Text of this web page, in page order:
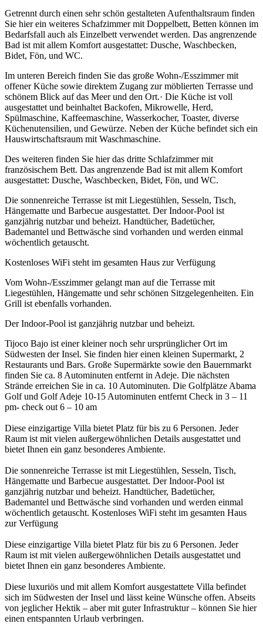
Getrennt durch einen sehr schön gestalteten Aufenthaltsraum finden
Sie hier ein weiteres Schafzimmer mit Doppelbett, Betten können im
Bedarfsfall auch als Einzelbett verwendet werden. Das angrenzende
Bad ist mit allem Komfort ausgestattet: Dusche, Waschbecken,
Bidet, Fön, und WC.
Im unteren Bereich finden Sie das große Wohn-/Esszimmer mit
offener Küche sowie direktem Zugang zur möblierten Terrasse und
schönem Blick auf das Meer und den Ort.· Die Küche ist voll
ausgestattet und beinhaltet Backofen, Mikrowelle, Herd,
Spülmaschine, Kaffeemaschine, Wasserkocher, Toaster, diverse
Küchenutensilien, und Gewürze. Neben der Küche befindet sich ein
Hauswirtschaftsraum mit Waschmaschine.
Des weiteren finden Sie hier das dritte Schlafzimmer mit
französischem Bett. Das angrenzende Bad ist mit allem Komfort
ausgestattet: Dusche, Waschbecken, Bidet, Fön, und WC.
Die sonnenreiche Terrasse ist mit Liegestühlen, Sesseln, Tisch,
Hängematte und Barbecue ausgestattet. Der Indoor-Pool ist
ganzjährig nutzbar und beheizt. Handtücher, Badetücher,
Bademantel und Bettwäsche sind vorhanden und werden einmal
wöchentlich getauscht.
Kostenloses WiFi steht im gesamten Haus zur Verfügung
Vom Wohn-/Esszimmer gelangt man auf die Terrasse mit
Liegestühlen, Hängematte und sehr schönen Sitzgelegenheiten. Ein
Grill ist ebenfalls vorhanden.
Der Indoor-Pool ist ganzjährig nutzbar und beheizt.
Tijoco Bajo ist einer kleiner noch sehr ursprünglicher Ort im
Südwesten der Insel. Sie finden hier einen kleinen Supermarkt, 2
Restaurants und Bars. Große Supermärkte sowie den Bauernmarkt
finden Sie ca. 8 Autominuten entfernt in Adeje. Die nächsten
Strände erreichen Sie in ca. 10 Autominuten. Die Golfplätze Abama
Golf und Golf Adeje 10-15 Autominuten entfernt Check in 3 – 11
pm- check out 6 – 10 am
Diese einzigartige Villa bietet Platz für bis zu 6 Personen. Jeder
Raum ist mit vielen außergewöhnlichen Details ausgestattet und
bietet Ihnen ein ganz besonderes Ambiente.
Die sonnenreiche Terrasse ist mit Liegestühlen, Sesseln, Tisch,
Hängematte und Barbecue ausgestattet. Der Indoor-Pool ist
ganzjährig nutzbar und beheizt. Handtücher, Badetücher,
Bademantel und Bettwäsche sind vorhanden und werden einmal
wöchentlich getauscht. Kostenloses WiFi steht im gesamten Haus
zur Verfügung
Diese einzigartige Villa bietet Platz für bis zu 6 Personen. Jeder
Raum ist mit vielen außergewöhnlichen Details ausgestattet und
bietet Ihnen ein ganz besonderes Ambiente.
Diese luxuriös und mit allem Komfort ausgestattete Villa befindet
sich im Südwesten der Insel und lässt keine Wünsche offen. Abseits
von jeglicher Hektik – aber mit guter Infrastruktur – können Sie hier
einen entspannten Urlaub verbringen.